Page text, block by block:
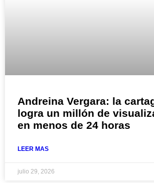
Andreina Vergara: la
logra un millón de
en menos de 24 horas
LEER MAS
julio 29, 2026